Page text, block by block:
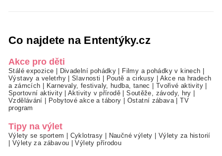
Co najdete na Ententýky.cz
Akce pro děti
Stálé expozice Divadelní pohádky Filmy a pohádky v kinech
Výstavy a veletrhy|Slavnosti Poutě a cirkusy
Akce na hradech
a zámcích
Karnevaly, festivaly, hudba, tanec Tvořivé aktivity
Sportovní aktivity|Aktivity v přírodě |Soutěže, závody, hry
Vzdělávání
Pobytové akce a tábory Ostatní zábava|TV
program
Tipy na výlet
Výlety se sportem Cyklotrasy Naučné výlety
Výlety za historií
Výlety za zábavou |Výlety přírodou